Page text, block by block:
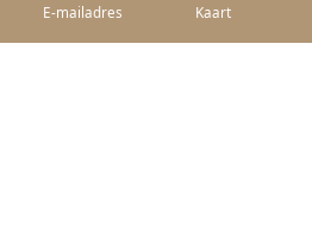
E-mailadres Kaart